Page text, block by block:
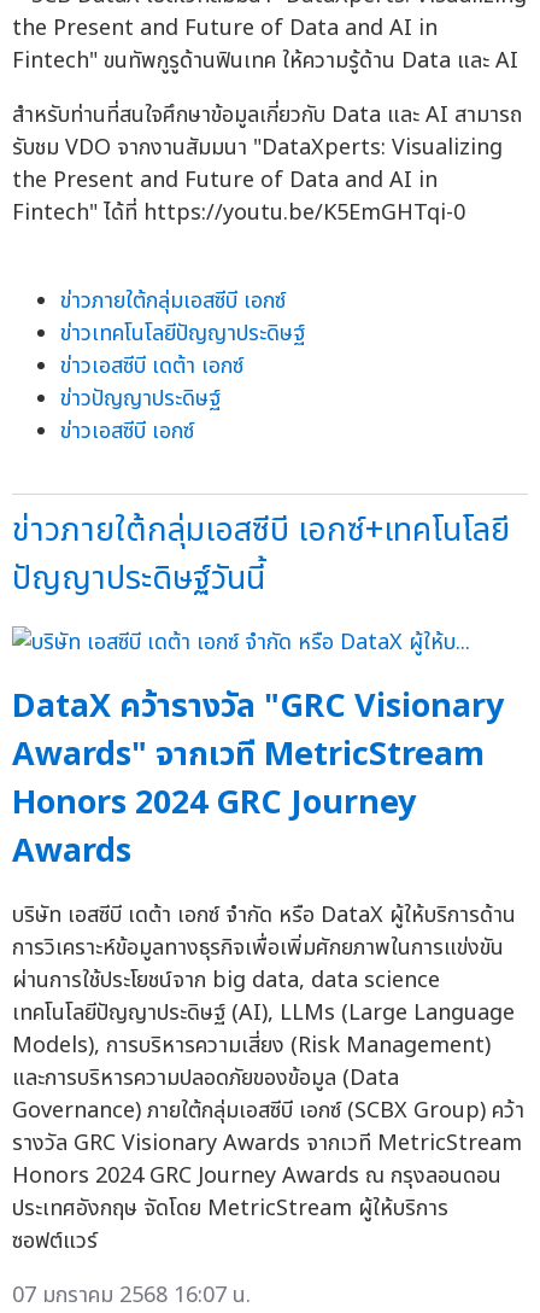
สำหรับท่านที่สนใจศึกษาข้อมูลเกี่ยวกับ Data และ AI สามารถ
รับชม VDO จากงานสัมมนา "DataXperts: Visualizing
the Present and Future of Data and AI in
Fintech" ได้ที่ https://youtu.be/K5EmGHTqi-0
ข่าวภายใต้กลุ่มเอสซีบี เอกซ์
ข่าวเทคโนโลยีปัญญาประดิษฐ์
ข่าวเอสซีบี เดต้า เอกซ์
ข่าวปัญญาประดิษฐ์
ข่าวเอสซีบี เอกซ์
ข่าวภายใต้กลุ่มเอสซีบี เอกซ์+เทคโนโลยี
ปัญญาประดิษฐ์วันนี้
DataX คว้ารางวัล "GRC Visionary
Awards" จากเวที MetricStream
Honors 2024 GRC Journey
Awards
บริษัท เอสซีบี เดต้า เอกซ์ จำกัด หรือ DataX ผู้ให้บริการด้าน
การวิเคราะห์ข้อมูลทางธุรกิจเพื่อเพิ่มศักยภาพในการแข่งขัน
ผ่านการใช้ประโยชน์จาก big data, data science
เทคโนโลยีปัญญาประดิษฐ์ (AI), LLMs (Large Language
Models), การบริหารความเสี่ยง (Risk Management)
และการบริหารความปลอดภัยของข้อมูล (Data
Governance) ภายใต้กลุ่มเอสซีบี เอกซ์ (SCBX Group) คว้า
รางวัล GRC Visionary Awards จากเวที MetricStream
Honors 2024 GRC Journey Awards ณ กรุงลอนดอน
ประเทศอังกฤษ จัดโดย MetricStream ผู้ให้บริการ
ซอฟต์แวร์
07 มกราคม 2568 16:07 น.